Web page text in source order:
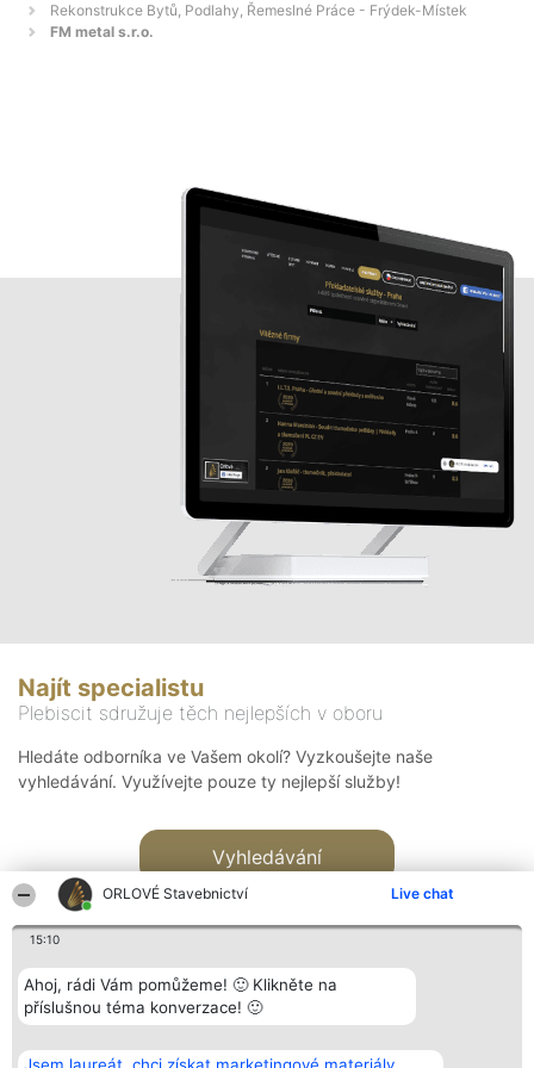
ORLOVÉ Stavebnictví Live chat
15:10
Ahoj, rádi Vám pomůžeme! 🙂 Klikněte na
příslušnou téma konverzace! 🙂
Rekonstrukce Bytů, Podlahy, Řemeslné Práce - Frýdek-Místek
FM metal s.r.o.
Najít specialistu
Plebiscit sdružuje těch nejlepších v oboru
Hledáte odborníka ve Vašem okolí? Vyzkoušejte naše
vyhledávání. Využívejte pouze ty nejlepší služby!
Vyhledávání
Bright Side Solutions sp. z o.
Vítězové
Kontakt